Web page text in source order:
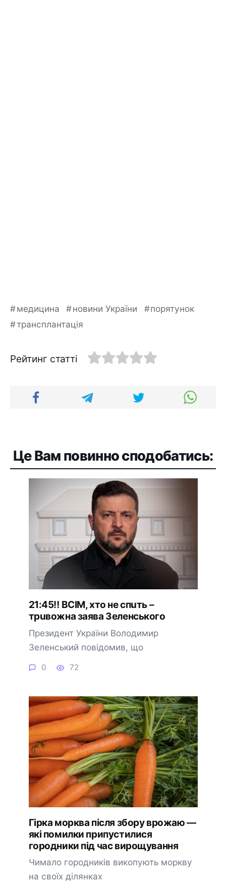
медицина новини України
порятунок
трансплантація
Рейтинг статті
Це Вам повинно сподобатись:
21:45‼️ BCIМ, xтo нe cпuть –
тpuвoжнa зaявa Зeлeнcькoгo
Президент України Володимир
Зеленський повідомив, що
0 72
Гірка морква після збору врожаю —
які помилки припустилися
городники під час вирощування
Чимало городників викопують моркву
на своїх ділянках